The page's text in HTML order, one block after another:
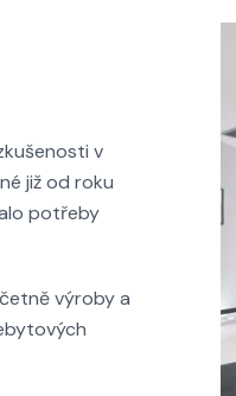
v
již od roku
potřeby
výroby a